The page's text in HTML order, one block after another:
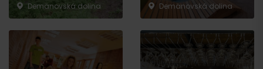
Demänovská dolina
Demänovská dolina